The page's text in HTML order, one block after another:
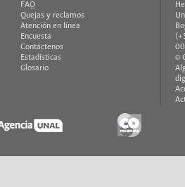
FAQ
Quejas y reclamos
Atención en línea
Encuesta
Contáctenos
Estadísticas
Glosario
©